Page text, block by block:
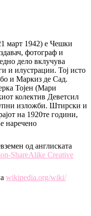
март 1942) е Чешки
фотограф и
дело вклучува
и илустрации. Тој исто
и Маркиз де Сад.
Тојен (Мари
колектив Деветсил
изложби. Штирски и
на 1920те години,
наречено
од англиската
ShareAlike Creative
wikipedia.org/wiki/